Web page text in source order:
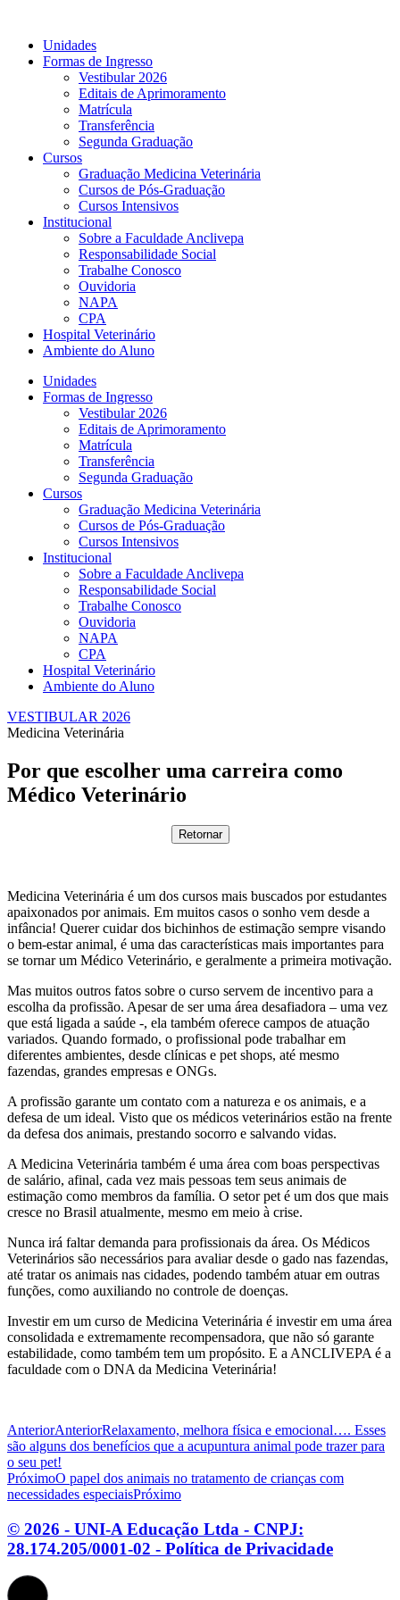
conteúdo
Unidades
Formas de Ingresso
Vestibular 2026
Editais de Aprimoramento
Matrícula
Transferência
Segunda Graduação
Cursos
Graduação Medicina Veterinária
Cursos de Pós-Graduação
Cursos Intensivos
Institucional
Sobre a Faculdade Anclivepa
Responsabilidade Social
Trabalhe Conosco
Ouvidoria
NAPA
CPA
Hospital Veterinário
Ambiente do Aluno
Unidades
Formas de Ingresso
Vestibular 2026
Editais de Aprimoramento
Matrícula
Transferência
Segunda Graduação
Cursos
Graduação Medicina Veterinária
Cursos de Pós-Graduação
Cursos Intensivos
Institucional
Sobre a Faculdade Anclivepa
Responsabilidade Social
Trabalhe Conosco
Ouvidoria
NAPA
CPA
Hospital Veterinário
Ambiente do Aluno
VESTIBULAR 2026
Medicina Veterinária
Por que escolher uma carreira como
Médico Veterinário
Retornar
Medicina Veterinária é um dos cursos mais buscados por estudantes
apaixonados por animais. Em muitos casos o sonho vem desde a
infância! Querer cuidar dos bichinhos de estimação sempre visando
o bem-estar animal, é uma das características mais importantes para
se tornar um Médico Veterinário, e geralmente a primeira motivação.
Mas muitos outros fatos sobre o curso servem de incentivo para a
escolha da profissão. Apesar de ser uma área desafiadora – uma vez
que está ligada a saúde -, ela também oferece campos de atuação
variados. Quando formado, o profissional pode trabalhar em
diferentes ambientes, desde clínicas e pet shops, até mesmo
fazendas, grandes empresas e ONGs.
A profissão garante um contato com a natureza e os animais, e a
defesa de um ideal. Visto que os médicos veterinários estão na frente
da defesa dos animais, prestando socorro e salvando vidas.
A Medicina Veterinária também é uma área com boas perspectivas
de salário, afinal, cada vez mais pessoas tem seus animais de
estimação como membros da família. O setor pet é um dos que mais
cresce no Brasil atualmente, mesmo em meio à crise.
Nunca irá faltar demanda para profissionais da área. Os Médicos
Veterinários são necessários para avaliar desde o gado nas fazendas,
até tratar os animais nas cidades, podendo também atuar em outras
funções, como auxiliando no controle de doenças.
Investir em um curso de Medicina Veterinária é investir em uma área
consolidada e extremamente recompensadora, que não só garante
estabilidade, como também tem um propósito. E a ANCLIVEPA é a
faculdade com o DNA da Medicina Veterinária!
AnteriorAnteriorRelaxamento, melhora física e emocional…. Esses
são alguns dos benefícios que a acupuntura animal pode trazer para
o seu pet!
PróximoO papel dos animais no tratamento de crianças com
necessidades especiaisPróximo
© 2026 - UNI-A Educação Ltda - CNPJ:
28.174.205/0001-02 - Política de Privacidade